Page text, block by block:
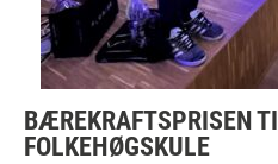
BÆREKRAFTSPRISEN
FOLKEHØGSKULE